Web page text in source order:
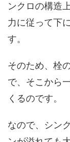
ンクロの構造
力に従って下
す。
そのため、栓
で、そこから
くるのです。
なので、シン